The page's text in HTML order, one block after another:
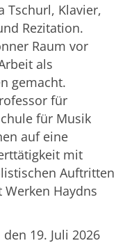
Tschurl, Klavier,
Rezitation.
Raum vor
als
gemacht.
für
für Musik
auf eine
mit
Auftritten
Haydns
19. Juli 2026